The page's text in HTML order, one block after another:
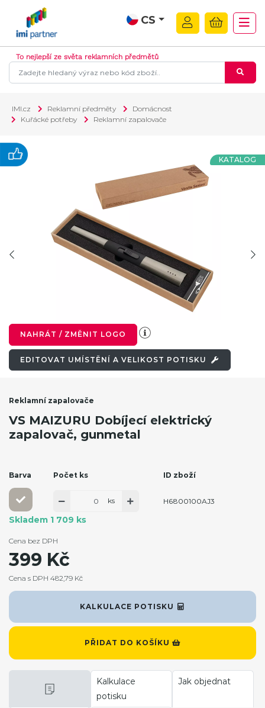
CS
To nejlepší ze světa reklamních předmětů
IMI.cz Reklamní předměty
Domácnost
Kuřácké potřeby
Reklamní zapalovače
KATALOG
NAHRÁT / ZMĚNIT LOGO
EDITOVAT UMÍSTĚNÍ A VELIKOST POTISKU
Reklamní zapalovače
VS MAIZURU Dobíjecí elektrický
zapalovač, gunmetal
Barva Počet ks ID zboží
Skladem 1 709 ks
ks H6800100AJ3
KALKULACE POTISKU
PŘIDAT DO KOŠÍKU
Cena bez DPH
399 Kč
Cena s DPH 482,79 Kč
Kalkulace
potisku
Jak objednat